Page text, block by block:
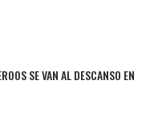
SE VAN AL DESCANSO EN